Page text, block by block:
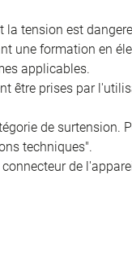
tension est
une formation en
applicables.
être prises par
de surtension.
techniques".
de